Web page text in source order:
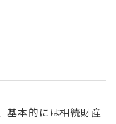
基本的には相続財産